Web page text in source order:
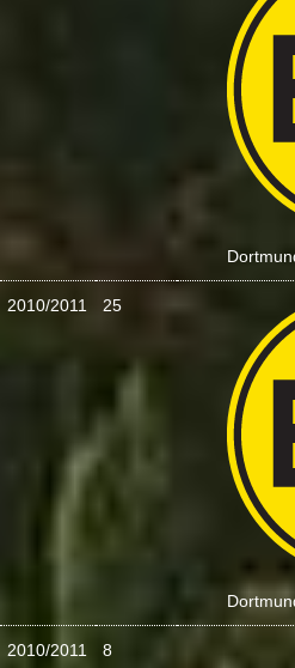
2010/2011 25
2010/2011 8